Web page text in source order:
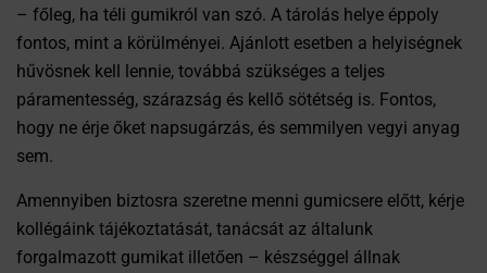
– főleg, ha téli gumikról van szó. A tárolás helye éppoly
fontos, mint a körülményei. Ajánlott esetben a helyiségnek
hűvösnek kell lennie, továbbá szükséges a teljes
páramentesség, szárazság és kellő sötétség is. Fontos,
hogy ne érje őket napsugárzás, és semmilyen vegyi anyag
sem.
Amennyiben biztosra szeretne menni gumicsere előtt, kérje
kollégáink tájékoztatását, tanácsát az általunk
forgalmazott gumikat illetően – készséggel állnak